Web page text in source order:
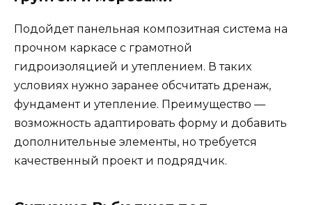
Подойдет панельная композитная система на
прочном каркасе с грамотной
гидроизоляцией и утеплением. В таких
условиях нужно заранее обсчитать дренаж,
фундамент и утепление. Преимущество —
возможность адаптировать форму и добавить
дополнительные элементы, но требуется
качественный проект и подрядчик.